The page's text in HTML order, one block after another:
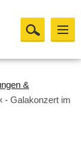
&
- Galakonzert im